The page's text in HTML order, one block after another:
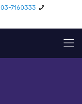
03-7160333